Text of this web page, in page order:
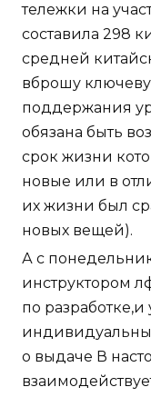
тележки на
составила 298
средней
вброшу
поддержания
обязана быть
срок жизни
новые или в
их жизни был
новых вещей).
А с
инструктором
по
о выдаче В